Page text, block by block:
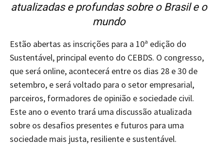
atualizadas e profundas sobre o Brasil e o
mundo
Estão abertas as inscrições para a 10ª edição do
Sustentável, principal evento do CEBDS. O congresso,
que será online, acontecerá entre os dias 28 e 30 de
setembro, e será voltado para o setor empresarial,
parceiros, formadores de opinião e sociedade civil.
Este ano o evento trará uma discussão atualizada
sobre os desafios presentes e futuros para uma
sociedade mais justa, resiliente e sustentável.